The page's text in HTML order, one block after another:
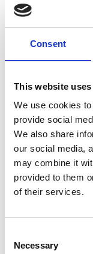
Consent
This website
We use cookies
provide social
We also share
our social media,
may combine it
provided to them
of their services.
Selection
Necessary
nel primo
Overview